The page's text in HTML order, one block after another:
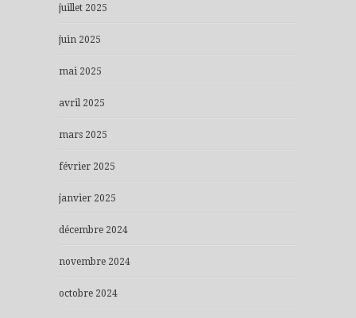
juillet 2025
juin 2025
mai 2025
avril 2025
mars 2025
février 2025
janvier 2025
décembre 2024
novembre 2024
octobre 2024